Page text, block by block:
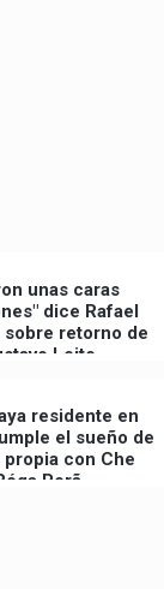
unas caras
dice Rafael
retorno de
Leite
residente en
el sueño de
propia con Che
Porã